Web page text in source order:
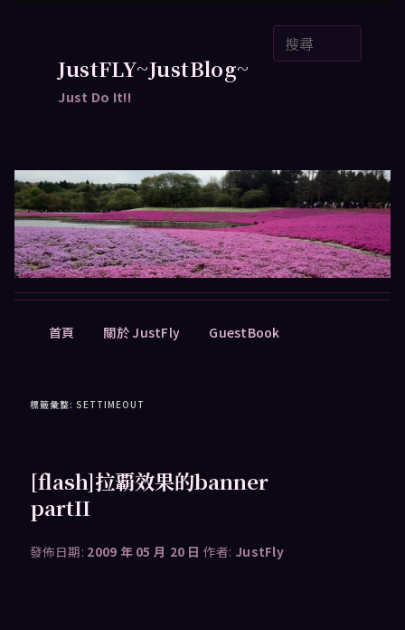
JustFLY~JustBlog~
Just Do It!!
首頁 關於 JustFly GuestBook
標籤彙整: SETTIMEOUT
[flash]拉覇效果的banner
partII
發佈日期: 2009 年 05 月 20 日 作者: JustFly